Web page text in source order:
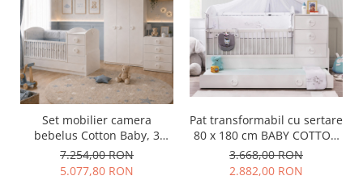
Set mobilier camera
bebelus Cotton Baby, 3
piese – pat transformer,
dulap 3 usi si comoda
7.254,00 RON
5.077,80 RON
Pat transformabil cu sertare
80 x 180 cm BABY COTTON
Alb
3.668,00 RON
2.882,00 RON